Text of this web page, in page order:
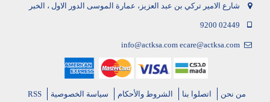
شارع الامير تركي بن عبد العزيز، عمارة الموسى الدور الاول ، الخبر
9200 02449
info@actksa.com ecare@actksa.com
من نحن اتصلوا بنا الشروط والأحكام سياسة الخصوصية RSS